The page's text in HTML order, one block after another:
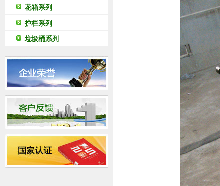
花箱系列
护栏系列
垃圾桶系列